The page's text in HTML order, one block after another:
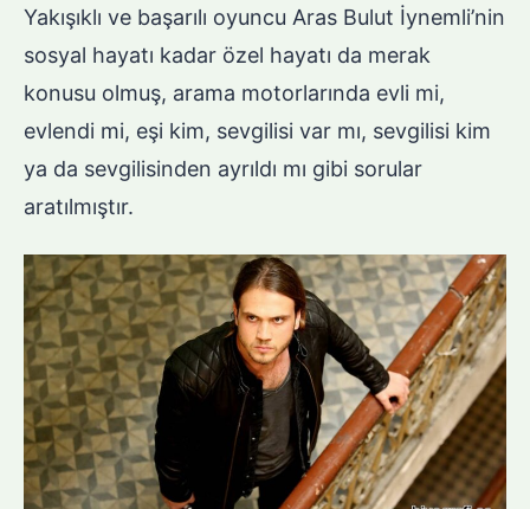
Yakışıklı ve başarılı oyuncu Aras Bulut İynemli’nin
sosyal hayatı kadar özel hayatı da merak
konusu olmuş, arama motorlarında evli mi,
evlendi mi, eşi kim, sevgilisi var mı, sevgilisi kim
ya da sevgilisinden ayrıldı mı gibi sorular
aratılmıştır.